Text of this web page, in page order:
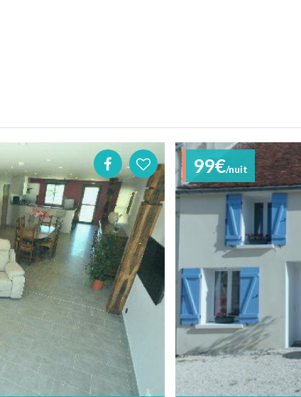
99€/nuit